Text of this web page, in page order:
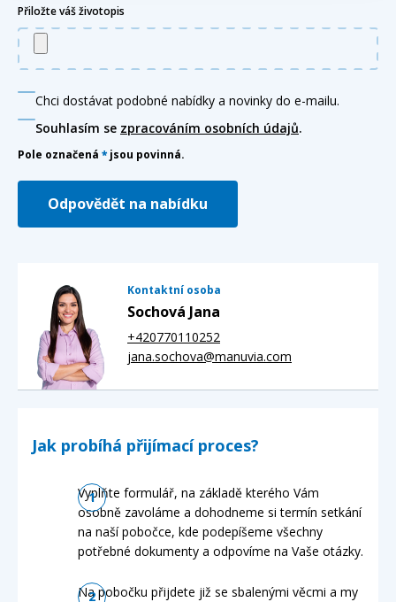
Přiložte váš životopis
Chci dostávat podobné nabídky a novinky do e-mailu.
Souhlasím se zpracováním osobních údajů.
Pole označená * jsou povinná.
Odpovědět na nabídku
Kontaktní osoba
Sochová Jana
+420770110252
jana.sochova@manuvia.com
Jak probíhá přijímací proces?
Vyplňte formulář, na základě kterého Vám
osobně zavoláme a dohodneme si termín setkání
na naší pobočce, kde podepíšeme všechny
potřebné dokumenty a odpovíme na Vaše otázky.
Na pobočku přijdete již se sbalenými věcmi a my